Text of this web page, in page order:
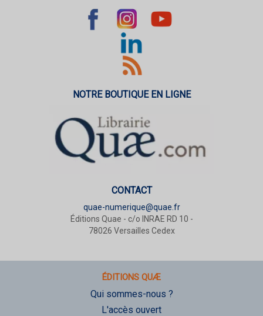
NOTRE BOUTIQUE EN LIGNE
CONTACT
quae-numerique@quae.fr
Éditions Quae - c/o INRAE RD 10 -
78026 Versailles Cedex
ÉDITIONS QUÆ
Qui sommes-nous ?
L'accès ouvert